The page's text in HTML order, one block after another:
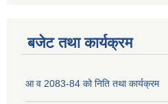
बजेट तथा कार्यक्रम
आ व 2083-84 को निति तथा कार्यक्रम